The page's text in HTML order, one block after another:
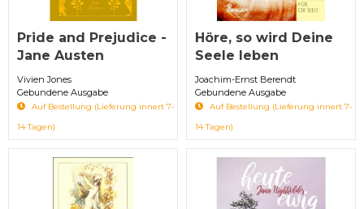
Pride and Prejudice -
Jane Austen
Vivien Jones
Gebundene Ausgabe
Auf Bestellung (Lieferung innert 7-
14 Tagen)
Höre, so wird Deine
Seele leben
Joachim-Ernst Berendt
Gebundene Ausgabe
Auf Bestellung (Lieferung innert 7-
14 Tagen)